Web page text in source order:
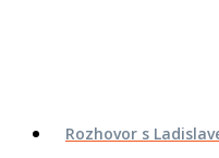
Rozhovor s